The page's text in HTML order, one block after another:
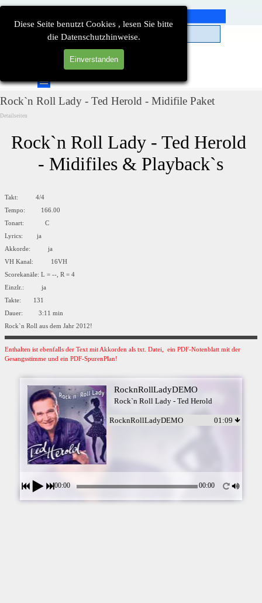
Diese Seite benutzt Cookies , lesen Sie bitte
die Datenschutzhinweise.
Einverstanden
Direkt zum Seiteninhalt
Menü überspringen
Rock`n Roll Lady - Ted Herold - Midifile Paket
Detailseiten
Rock`n Roll Lady - Ted Herold
- Midifiles & Playback`s
Takt: 4/4
Tempo: 166.00
Tonart: C
Lyrics: ja
Akkorde: ja
VH Kanal: 16VH
Scorekanäle: L = --, R = 4
Einzlr.: ja
Takte: 131
Dauer: 3:11 min
Rock`n Roll aus dem Jahr 2012!
Enthalten ist ebenfalls der Text mit Akkorden als txt. Datei, ein PDF-Notenblatt mit der
Gesangsstimme und ein PDF-SpurenPlan!
RocknRollLadyDEMO
Rock`n Roll Lady - Ted Herold
RocknRollLadyDEMO 01:09
00:00 00:00